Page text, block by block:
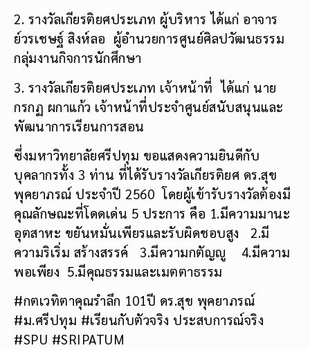
2. รางวัลเกียรติยศประเภท ผู้บริหาร ได้แก่ อาจาร
ย์วรเชษฐ์ สิงห์ลอ ผู้อำนวยการศูนย์ศิลปวัฒนธรรม
กลุ่มงานกิจการนักศึกษา
3. รางวัลเกียรติยศประเภท เจ้าหน้าที่ ได้แก่ นาย
กรกฏ ผกาแก้ว เจ้าหน้าที่ประจำศูนย์สนับสนุนและ
พัฒนาการเรียนการสอน
ซึ่งมหาวิทยาลัยศรีปทุม ขอแสดงความยินดีกับ
บุคลากรทั้ง 3 ท่าน ที่ได้รับรางวัลเกียรติยศ ดร.สุข
พุคยาภรณ์ ประจำปี 2560 โดยผู้เข้ารับรางวัลต้องมี
คุณลักษณะที่โดดเด่น 5 ประการ คือ 1.มีความมานะ
อุตสาหะ ขยันหมั่นเพียรและรับผิดชอบสูง 2.มี
ความริเริ่ม สร้างสรรค์ 3.มีความกตัญญู 4.มีความ
พอเพียง 5.มีคุณธรรมและเมตตาธรรม
#กตเวทิตาคุณรำลึก 101ปี ดร.สุข พุคยาภรณ์
#ม.ศรีปทุม #เรียนกับตัวจริง ประสบการณ์จริง
#SPU #SRIPATUM